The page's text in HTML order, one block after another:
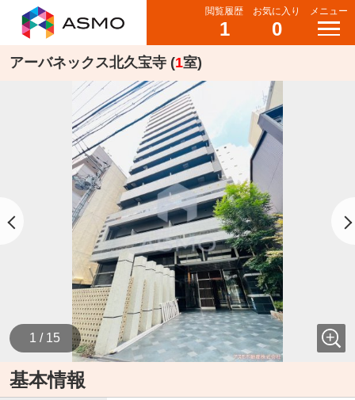
閲覧履歴
1
お気に入り
0
メニュー
アーバネックス北久宝寺 (1室)
1 / 15
基本情報